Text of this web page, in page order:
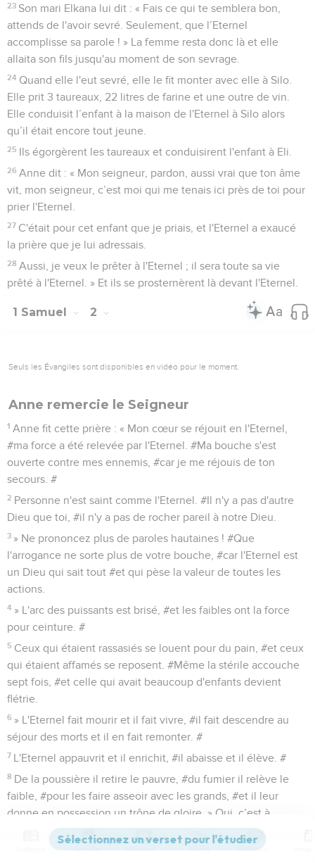
23 Son mari Elkana lui dit : « Fais ce qui te semblera bon,
attends de l'avoir sevré. Seulement, que l’Eternel
accomplisse sa parole ! » La femme resta donc là et elle
allaita son fils jusqu'au moment de son sevrage.
24 Quand elle l'eut sevré, elle le fit monter avec elle à Silo.
Elle prit 3 taureaux, 22 litres de farine et une outre de vin.
Elle conduisit l’enfant à la maison de l'Eternel à Silo alors
qu’il était encore tout jeune.
25 Ils égorgèrent les taureaux et conduisirent l'enfant à Eli.
26 Anne dit : « Mon seigneur, pardon, aussi vrai que ton âme
vit, mon seigneur, c’est moi qui me tenais ici près de toi pour
prier l'Eternel.
27 C'était pour cet enfant que je priais, et l'Eternel a exaucé
la prière que je lui adressais.
28 Aussi, je veux le prêter à l'Eternel ; il sera toute sa vie
prêté à l'Eternel. » Et ils se prosternèrent là devant l'Eternel.
1 Samuel 2
Seuls les Évangiles sont disponibles en vidéo pour le moment.
Anne remercie le Seigneur
1 Anne fit cette prière : « Mon cœur se réjouit en l'Eternel,
#ma force a été relevée par l'Eternel. #Ma bouche s'est
ouverte contre mes ennemis, #car je me réjouis de ton
secours. #
2 Personne n'est saint comme l'Eternel. #Il n'y a pas d'autre
Dieu que toi, #il n'y a pas de rocher pareil à notre Dieu.
3 » Ne prononcez plus de paroles hautaines ! #Que
l'arrogance ne sorte plus de votre bouche, #car l'Eternel est
un Dieu qui sait tout #et qui pèse la valeur de toutes les
actions.
4 » L'arc des puissants est brisé, #et les faibles ont la force
pour ceinture. #
5 Ceux qui étaient rassasiés se louent pour du pain, #et ceux
qui étaient affamés se reposent. #Même la stérile accouche
sept fois, #et celle qui avait beaucoup d'enfants devient
flétrie.
6 » L'Eternel fait mourir et il fait vivre, #il fait descendre au
séjour des morts et il en fait remonter. #
7 L'Eternel appauvrit et il enrichit, #il abaisse et il élève. #
8 De la poussière il retire le pauvre, #du fumier il relève le
faible, #pour les faire asseoir avec les grands, #et il leur
donne en possession un trône de gloire. » Oui, c’est à
l'Eternel qu’appartiennent les fondements de la terre, #et
c'est sur eux qu'il a établi le monde. #
Versions Commentaires Strong